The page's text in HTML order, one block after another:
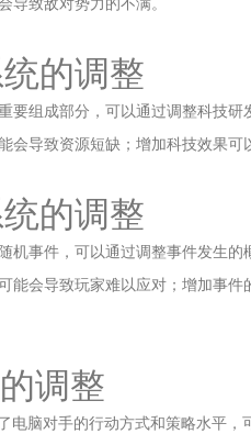
导致敌对势力的不满。
的调整
要组成部分，可以通过调整科技
会导致资源短缺；增加科技效果可
的调整
机事件，可以通过调整事件发生
能会导致玩家难以应对；增加事
调整
电脑对手的行动方式和策略水平